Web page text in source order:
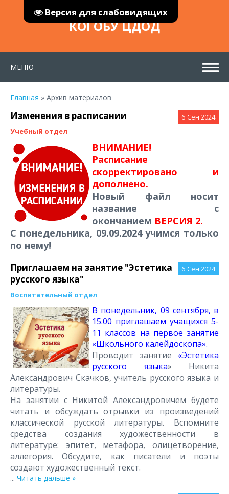
Версия для слабовидящих
КОГОБУ ЦДОД
МЕНЮ
Главная » Архив материалов
6 Сен 2024
Изменения в расписании
Учебный отдел
ВНИМАНИЕ!
Расписание
скорректировано и
дополнено.
Новый файл носит
название с
окончанием ВЕРСИЯ 2.
С понедельника, 09.09.2024 учимся только
по нему!
6 Сен 2024
Приглашаем на занятие "Эстетика
русского языка"
Воспитательный отдел
В понедельник, 09 сентября, в
15.00 приглашаем учащихся 5-
11 классов на первое занятие
«Школьного калейдоскопа».
Проводит занятие «Эстетика
русского языка» Никита
Александрович Скачков, учитель русского языка и
литературы.
На занятии с Никитой Александровичем будете
читать и обсуждать отрывки из произведений
классической русской литературы. Вспомните
средства создания художественности в
литературе: эпитет, метафора, олицетворение,
аллегория. Обсудите, как писатели и поэты
создают художественный текст.
... Читать дальше »